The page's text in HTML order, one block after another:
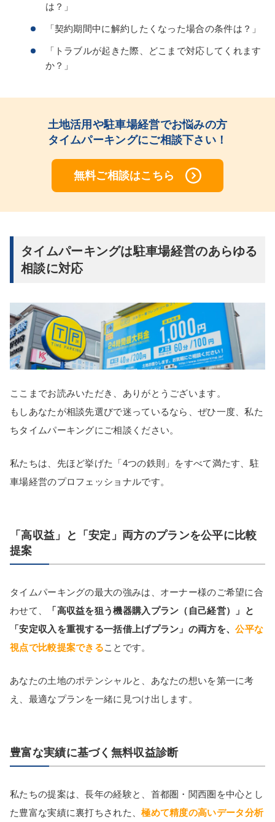
は？」
「契約期間中に解約したくなった場合の条件は？」
「トラブルが起きた際、どこまで対応してくれます
か？」
土地活用や駐車場経営でお悩みの方
タイムパーキングにご相談下さい！
無料ご相談はこちら
タイムパーキングは駐車場経営のあらゆる
相談に対応
ここまでお読みいただき、ありがとうございます。
もしあなたが相談先選びで迷っているなら、ぜひ一度、私た
ちタイムパーキングにご相談ください。
私たちは、先ほど挙げた「4つの鉄則」をすべて満たす、駐
車場経営のプロフェッショナルです。
「高収益」と「安定」両方のプランを公平に比較
提案
タイムパーキングの最大の強みは、オーナー様のご希望に合
わせて、
「高収益を狙う機器購入プラン（自己経営）」
と
「安定収入を重視する一括借上げプラン」 の両方を、公平な
視点で比較提案できることです。
あなたの土地のポテンシャルと、あなたの想いを第一に考
え、最適なプランを一緒に見つけ出します。
豊富な実績に基づく無料収益診断
私たちの提案は、長年の経験と、首都圏・関西圏を中心とし
た豊富な実績に裏打ちされた、極めて精度の高いデータ分析